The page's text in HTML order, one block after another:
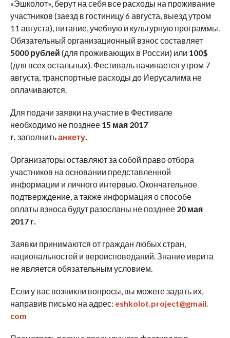
«Эшколот», берут на себя все расходы на проживание
участников (заезд в гостиницу 6 августа, выезд утром
11 августа), питание, учебную и культурную программы.
Обязательный организационный взнос составляет
5000 рублей (для проживающих в России) или 100$
(для всех остальных). Фестиваль начинается утром 7
августа, транспортные расходы до Иерусалима не
оплачиваются.
Для подачи заявки на участие в Фестивале
необходимо не позднее 15 мая 2017
г. заполнитьанкету.
Организаторы оставляют за собой право отбора
участников на основании представленной
информации и личного интервью. Окончательное
подтверждение, а также информация о способе
оплаты взноса будут разосланы не позднее 20 мая
2017 г.
Заявки принимаются от граждан любых стран,
национальностей и вероисповеданий. Знание иврита
не является обязательным условием.
Если у вас возникли вопросы, вы можете задать их,
направив письмо на адрес: eshkolot.project@gmail.
com